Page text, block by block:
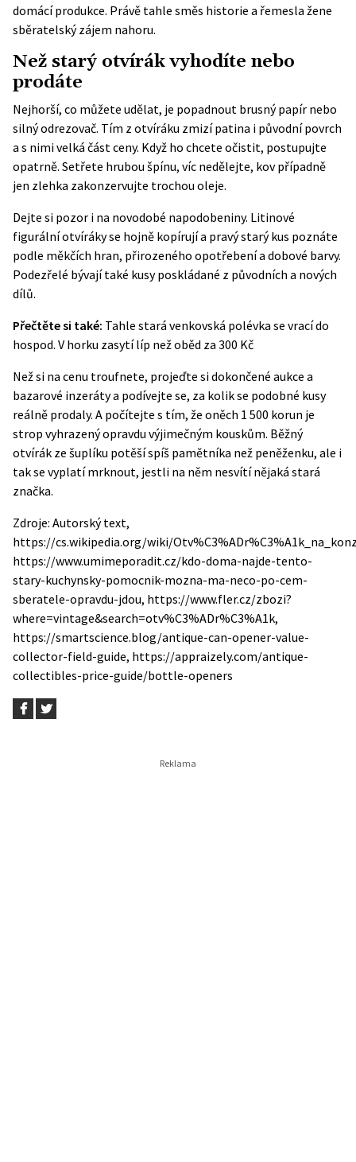
domácí produkce. Právě tahle směs historie a řemesla žene
sběratelský zájem nahoru.
Než starý otvírák vyhodíte nebo
prodáte
Nejhorší, co můžete udělat, je popadnout brusný papír nebo
silný odrezovač. Tím z otvíráku zmizí patina i původní povrch
a s nimi velká část ceny. Když ho chcete očistit, postupujte
opatrně. Setřete hrubou špínu, víc nedělejte, kov případně
jen zlehka zakonzervujte trochou oleje.
Dejte si pozor i na novodobé napodobeniny. Litinové
figurální otvíráky se hojně kopírují a pravý starý kus poznáte
podle měkčích hran, přirozeného opotřebení a dobové barvy.
Podezřelé bývají také kusy poskládané z původních a nových
dílů.
Přečtěte si také: Tahle stará venkovská polévka se vrací do
hospod. V horku zasytí líp než oběd za 300 Kč
Než si na cenu troufnete, projeďte si dokončené aukce a
bazarové inzeráty a podívejte se, za kolik se podobné kusy
reálně prodaly. A počítejte s tím, že oněch 1 500 korun je
strop vyhrazený opravdu výjimečným kouskům. Běžný
otvírák ze šuplíku potěší spíš pamětníka než peněženku, ale i
tak se vyplatí mrknout, jestli na něm nesvítí nějaká stará
značka.
Zdroje: Autorský text,
https://cs.wikipedia.org/wiki/
https://www.umimeporadit.cz/kdo-doma-najde-tento-
stary-kuchynsky-pomocnik-mozna-ma-neco-po-cem-
sberatele-opravdu-jdou, https://www.fler.cz/zbozi?
where=vintage&search=otv%C3%ADr%C3%A1k,
https://smartscience.blog/antique-can-opener-value-
collector-field-guide, https://appraizely.com/antique-
collectibles-price-guide/bottle-openers